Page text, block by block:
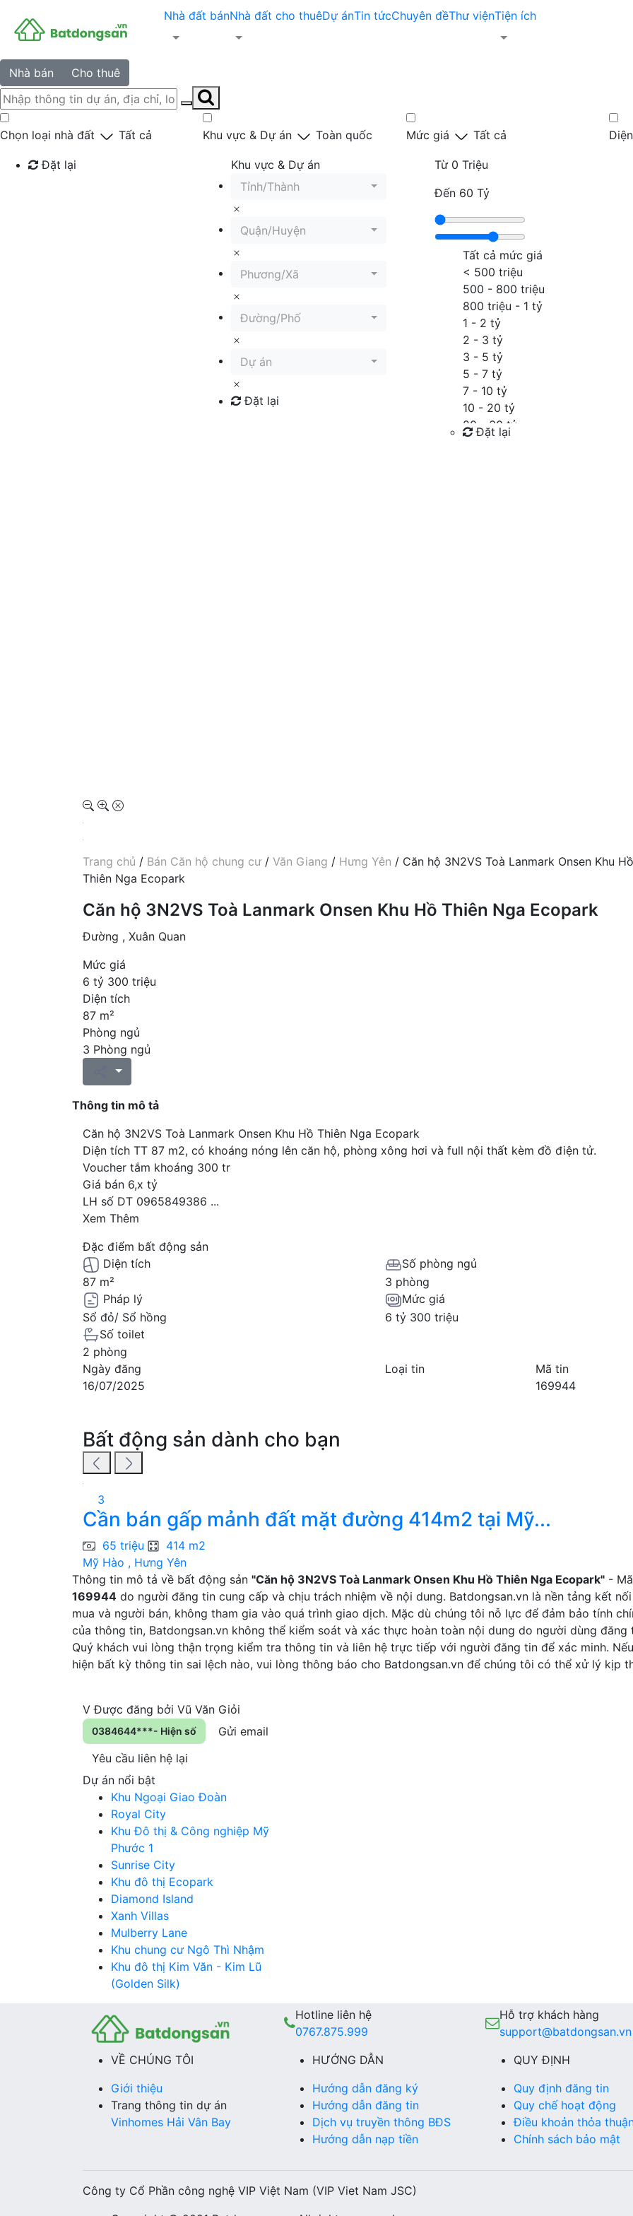
Nhà đất bánNhà đất cho thuêDự ánTin tứcChuyên đềThư việnTiện ích
Nhà bán Cho thuê
Chọn loại nhà đất Tất cả
Đặt lại
Khu vực & Dự án Toàn quốc
Khu vực & Dự án
Tỉnh/Thành
Quận/Huyện
Phương/Xã
Đường/Phố
Dự án
Đặt lại
Mức giá Tất cả
Từ 0 Triệu
Đến 60 Tỷ
Tất cả mức giá
< 500 triệu
500 - 800 triệu
800 triệu - 1 tỷ
1 - 2 tỷ
2 - 3 tỷ
3 - 5 tỷ
5 - 7 tỷ
7 - 10 tỷ
10 - 20 tỷ
20 - 30 tỷ
30 - 40 tỷ
Đặt lại
Trang chủ / Bán Căn hộ chung cư / Văn Giang / Hưng Yên / Căn hộ 3N2VS Toà Lanmark Onsen Khu Hồ
Thiên Nga Ecopark
Căn hộ 3N2VS Toà Lanmark Onsen Khu Hồ Thiên Nga Ecopark
Đường , Xuân Quan
Mức giá
6 tỷ 300 triệu
Diện tích
87 m²
Phòng ngủ
3 Phòng ngủ
Thông tin mô tả
Căn hộ 3N2VS Toà Lanmark Onsen Khu Hồ Thiên Nga Ecopark
Diện tích TT 87 m2, có khoáng nóng lên căn hộ, phòng xông hơi và full nội thất kèm đồ điện tử.
Voucher tắm khoáng 300 tr
Giá bán 6,x tỷ
LH số DT 0965849386 ...
Xem Thêm
Đặc điểm bất động sản
Diện tích
87 m²
Số phòng ngủ
3 phòng
Pháp lý
Sổ đỏ/ Sổ hồng
Mức giá
6 tỷ 300 triệu
Số toilet
2 phòng
Ngày đăng
16/07/2025
Loại tin
Mã tin
169944
Bất động sản dành cho bạn
3
Cần bán gấp mảnh đất mặt đường 414m2 tại Mỹ...
65 triệu
414 m2
Mỹ Hào , Hưng Yên
Thông tin mô tả về bất động sản "Căn hộ 3N2VS Toà Lanmark Onsen Khu Hồ Thiên Nga Ecopark" -
169944 do người đăng tin cung cấp và chịu trách nhiệm về nội dung. Batdongsan.vn là nền tảng kết
mua và người bán, không tham gia vào quá trình giao dịch. Mặc dù chúng tôi nỗ lực để đảm bảo tính
của thông tin, Batdongsan.vn không thể kiểm soát và xác thực hoàn toàn nội dung do người dùng đăng
Quý khách vui lòng thận trọng kiểm tra thông tin và liên hệ trực tiếp với người đăng tin để xác minh.
hiện bất kỳ thông tin sai lệch nào, vui lòng thông báo cho Batdongsan.vn để chúng tôi có thể xử lý kịp
V Được đăng bởi Vũ Văn Giỏi
0384644***- Hiện số
Gửi email
Yêu cầu liên hệ lại
Dự án nổi bật
Khu Ngoại Giao Đoàn
Royal City
Khu Đô thị & Công nghiệp Mỹ
Phước 1
Sunrise City
Khu đô thị Ecopark
Diamond Island
Xanh Villas
Mulberry Lane
Khu chung cư Ngô Thì Nhậm
Khu đô thị Kim Văn - Kim Lũ
(Golden Silk)
Hotline liên hệ
0767.875.999
Hỗ trợ khách hàng
support@batdongsan.vn
VỀ CHÚNG TÔI
Giới thiệu
Trang thông tin dự án
Vinhomes Hải Vân Bay
HƯỚNG DẪN
Hướng dẫn đăng ký
Hướng dẫn đăng tin
Dịch vụ truyền thông BĐS
Hướng dẫn nạp tiền
QUY ĐỊNH
Quy định đăng tin
Quy chế hoạt động
Điều khoản thỏa
Chính sách bảo mật
Công ty Cổ Phần công nghệ VIP Việt Nam (VIP Viet Nam JSC)